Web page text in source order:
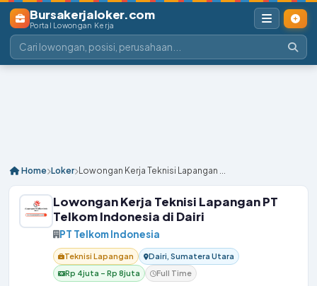
Bursakerjaloker.com
Portal Lowongan Kerja
Home Loker Lowongan Kerja Teknisi Lapangan ...
Lowongan Kerja Teknisi Lapangan PT
Telkom Indonesia di Dairi
PT Telkom Indonesia
Teknisi Lapangan
Dairi, Sumatera Utara
Rp 4juta – Rp 8juta
Full Time